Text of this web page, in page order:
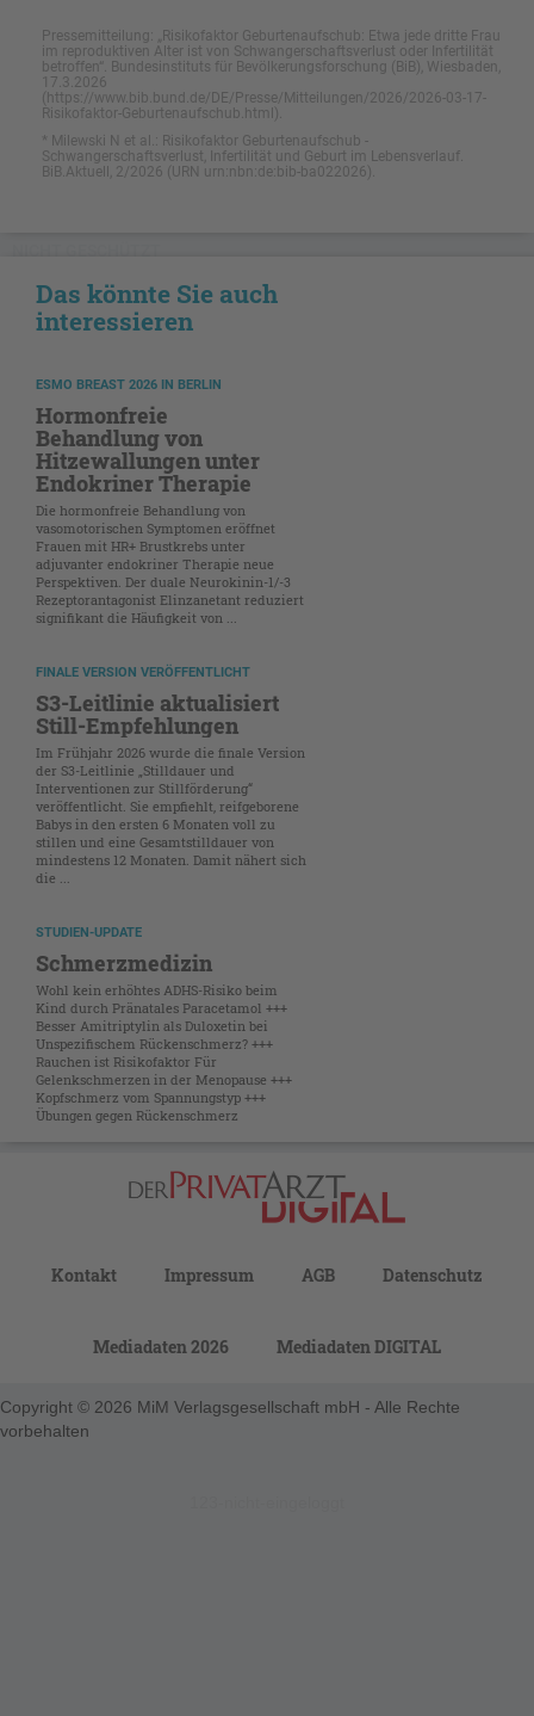
Pressemitteilung: „Risikofaktor Geburtenaufschub: Etwa jede dritte Frau
im reproduktiven Alter ist von Schwangerschaftsverlust oder Infertilität
betroffen“. Bundesinstituts für Bevölkerungsforschung (BiB), Wiesbaden,
17.3.2026
(https://www.bib.bund.de/DE/Presse/Mitteilungen/2026/2026-03-17-
Risikofaktor-Geburtenaufschub.html).
* Milewski N et al.: Risikofaktor Geburtenaufschub -
Schwangerschaftsverlust, Infertilität und Geburt im Lebensverlauf.
BiB.Aktuell, 2/2026 (URN urn:nbn:de:bib-ba022026).
Das könnte Sie auch
interessieren
ESMO BREAST 2026 IN BERLIN
Hormonfreie
Behandlung von
Hitzewallungen unter
Endokriner Therapie
Die hormonfreie Behandlung von
vasomotorischen Symptomen eröffnet
Frauen mit HR+ Brustkrebs unter
adjuvanter endokriner Therapie neue
Perspektiven. Der duale Neurokinin-1/-3
Rezeptorantagonist Elinzanetant reduziert
signifikant die Häufigkeit von ...
FINALE VERSION VERÖFFENTLICHT
S3-Leitlinie aktualisiert
Still-Empfehlungen
Im Frühjahr 2026 wurde die finale Version
der S3-Leitlinie „Stilldauer und
Interventionen zur Stillförderung“
veröffentlicht. Sie empfiehlt, reifgeborene
Babys in den ersten 6 Monaten voll zu
stillen und eine Gesamtstilldauer von
mindestens 12 Monaten. Damit nähert sich
die ...
STUDIEN-UPDATE
Schmerzmedizin
Wohl kein erhöhtes ADHS-Risiko beim
Kind durch Pränatales Paracetamol +++
Besser Amitriptylin als Duloxetin bei
Unspezifischem Rückenschmerz? +++
Rauchen ist Risikofaktor Für
Gelenkschmerzen in der Menopause +++
Kopfschmerz vom Spannungstyp +++
Übungen gegen Rückenschmerz
Kontakt Impressum AGB Datenschutz
Mediadaten 2026 Mediadaten DIGITAL
Copyright © 2026 MiM Verlagsgesellschaft mbH - Alle Rechte
vorbehalten